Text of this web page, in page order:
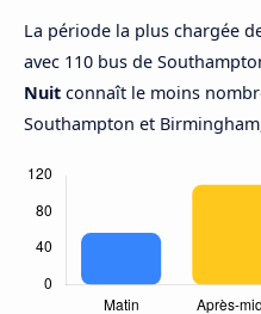
La période la plus chargée
avec 110 bus de
Nuit connaît le moins
Southampton et